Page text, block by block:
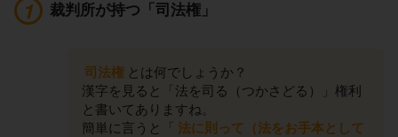
裁判所が持つ「司法権」
司法権 とは何でしょうか？
漢字を見ると「法を司る（つかさどる）」権利
と書いてありますね。
簡単に言うと「 法に則って（法をお手本として